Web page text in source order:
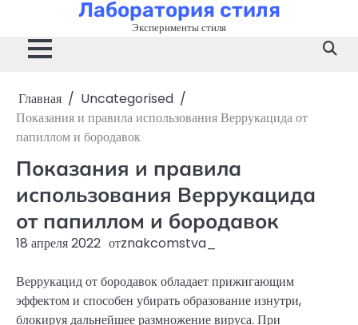
содержимому
Лаборатория стиля
Эксперименты стиля
Главная
Uncategorised
Показания и правила использования Веррукацида от
папиллом и бородавок
Показания и правила
использования Веррукацида
от папиллом и бородавок
18 апреля 2022 отznakcomstva_
Веррукацид от бородавок обладает прижигающим
эффектом и способен убирать образование изнутри,
блокируя дальнейшее размножение вируса. При